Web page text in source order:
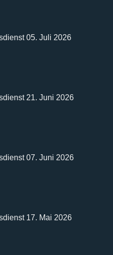
05. Juli 2026
21. Juni 2026
07. Juni 2026
17. Mai 2026